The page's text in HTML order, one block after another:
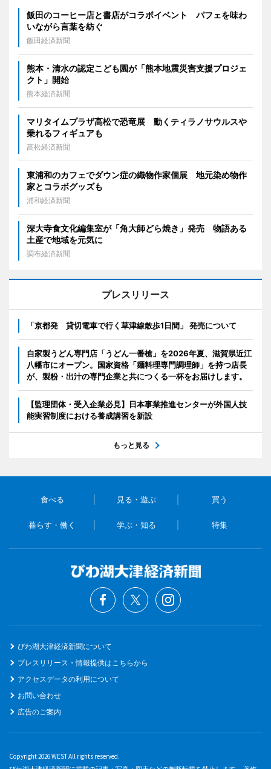
飯田のコーヒー店と書店がコラボイベント パフェを味わ
いながら言葉を紡ぐ
飯田経済新聞
熊本・清水の認定こども園が「熊本地震災害支援プロジェ
クト」開始
熊本経済新聞
マリタイムプラザ高松で恐竜展 動くティラノサウルスや
乗れるフィギュアも
高松経済新聞
東浦和のカフェでダウン症の織物作家個展 地元染め物作
家とコラボグッズも
浦和経済新聞
深大寺食文化編集室が「角大師どら焼き」発売 物語ある
土産で地域を元気に
調布経済新聞
プレスリリース
「京都発 貸切電車で行く草津線散歩1日間」 発売について
自家製うどん専門店「うどん一番槍」を2026年夏、滋賀県近江
八幡市にオープン。国家資格「麺料理専門調理師」を持つ店長
が、製粉・出汁の専門企業と共につくる一杯をお届けします。
【監理団体・受入企業必見】日本事業推進センターが外国人技
能実習制度における養成講習を新設
もっと見る
食べる 見る・遊ぶ 買う
暮らす・働く 学ぶ・知る 特集
びわ湖大津経済新聞について
プレスリリース・情報提供はこちらから
アクセスデータの利用について
お問い合わせ
広告のご案内
Copyright 2026 WEST All rights reserved.